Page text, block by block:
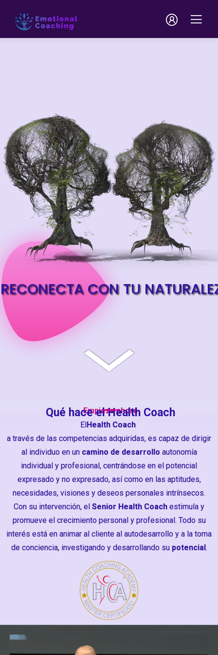
RECONECTA CON TU
Empieza ahora
Qué hace el Health Coach
ElHealth Coach
a través de las competencias adquiridas, es capaz de dirigir
al individuo en un camino de desarrollo autonomía
individual y profesional, centrándose en el potencial
expresado y no expresado, así como en las aptitudes,
necesidades, visiones y deseos personales intrínsecos.
Con su intervención, el Senior Health Coach estimula y
promueve el crecimiento personal y profesional. Todo su
interés está en animar al cliente al autodesarrollo y a la toma
de conciencia, investigando y desarrollando su potencial.